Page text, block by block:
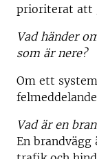
prioriterat att
Vad händer
som är nere?
Om ett
Vad är en
En brandvägg